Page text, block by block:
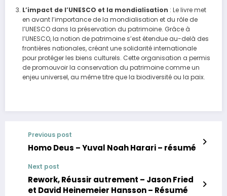
L’impact de l’UNESCO et la mondialisation : Le livre met
en avant l’importance de la mondialisation et du rôle de
l’UNESCO dans la préservation du patrimoine. Grâce à
l’UNESCO, la notion de patrimoine s’est étendue au-delà des
frontières nationales, créant une solidarité internationale
pour protéger les biens culturels. Cette organisation a permis
de promouvoir la conservation du patrimoine comme un
enjeu universel, au même titre que la biodiversité ou la paix.
Previous post
Homo Deus – Yuval Noah Harari – résumé
Next post
Rework, Réussir autrement – Jason Fried
et David Heinemeier Hansson – Résumé